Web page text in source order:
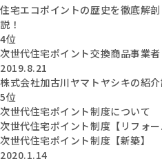
住宅エコポイントの歴史を徹底解
説！
4位
次世代住宅ポイント交換商品事業者
2019.8.21
株式会社加古川ヤマトヤシキの紹
5位
次世代住宅ポイント制度について
次世代住宅ポイント制度【リフォー
次世代住宅ポイント制度【新築】
2020.1.14